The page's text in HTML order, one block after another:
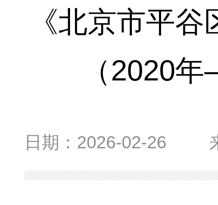
《北京市平
（2020
日期： 2026-02-26